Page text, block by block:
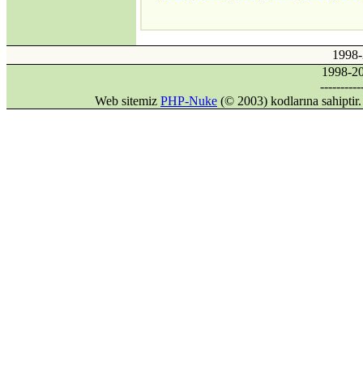
1998-
Web sitemiz PHP-Nuke (© 2003) kodlarına